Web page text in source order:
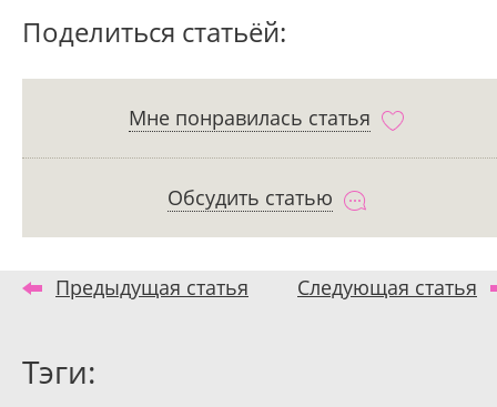
Поделиться статьёй:
Мне понравилась статья
Обсудить статью
Предыдущая статья Следующая статья
Тэги: